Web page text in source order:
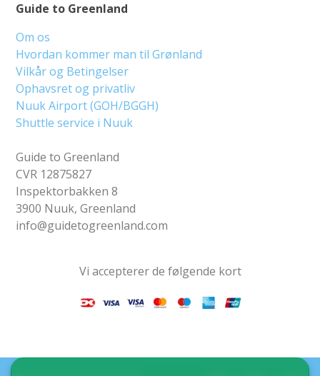
Guide to Greenland
Om os
Hvordan kommer man til Grønland
Vilkår og Betingelser
Ophavsret og privatliv
Nuuk Airport (GOH/BGGH)
Shuttle service i Nuuk
Guide to Greenland
CVR 12875827
Inspektorbakken 8
3900 Nuuk, Greenland
info@guidetogreenland.com
Vi accepterer de følgende kort